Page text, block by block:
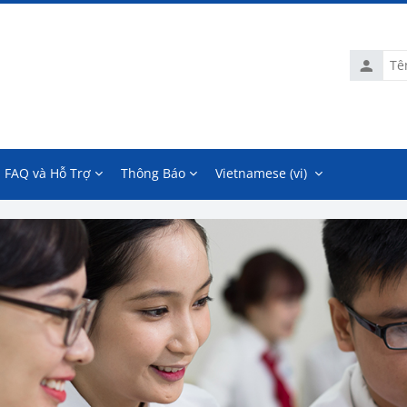
Tên
tài
FAQ và Hỗ Trợ Thông Báo Vietnamese ‎(vi)‎